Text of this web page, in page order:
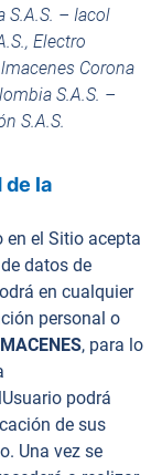
S.A.S. – Iacol
Electro
Corona
S.A.S. –
S.A.S.
de la
en el Sitio acepta
datos de
en cualquier
personal o
, para lo
podrá
de sus
Una vez se